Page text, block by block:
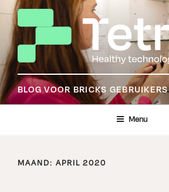
naar
inhoud
BLOG VOOR BRICKS GEBRUIKERS
Menu
MAAND: APRIL 2020